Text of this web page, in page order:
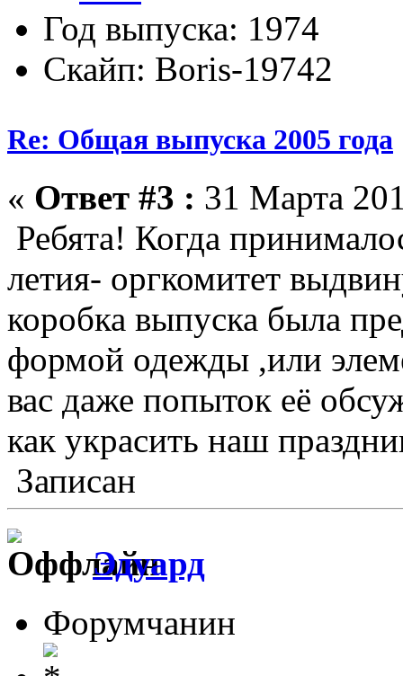
Год выпуска: 1974
Скайп: Boris-19742
Re: Общая выпуска 2005 года
« Ответ #3 : 31 Марта
Ребята! Когда
летия- оргкомитет
коробка выпуска была
формой одежды ,или
вас даже попыток её
как украсить наш
Записан
Эдуард
Форумчанин